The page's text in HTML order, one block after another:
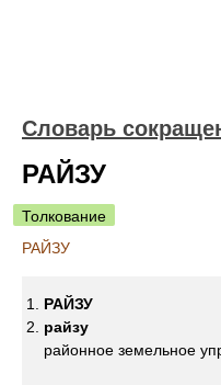
Словарь
РАЙЗУ
Толкование
РАЙЗУ
РАЙЗУ
райзу
районное земельное